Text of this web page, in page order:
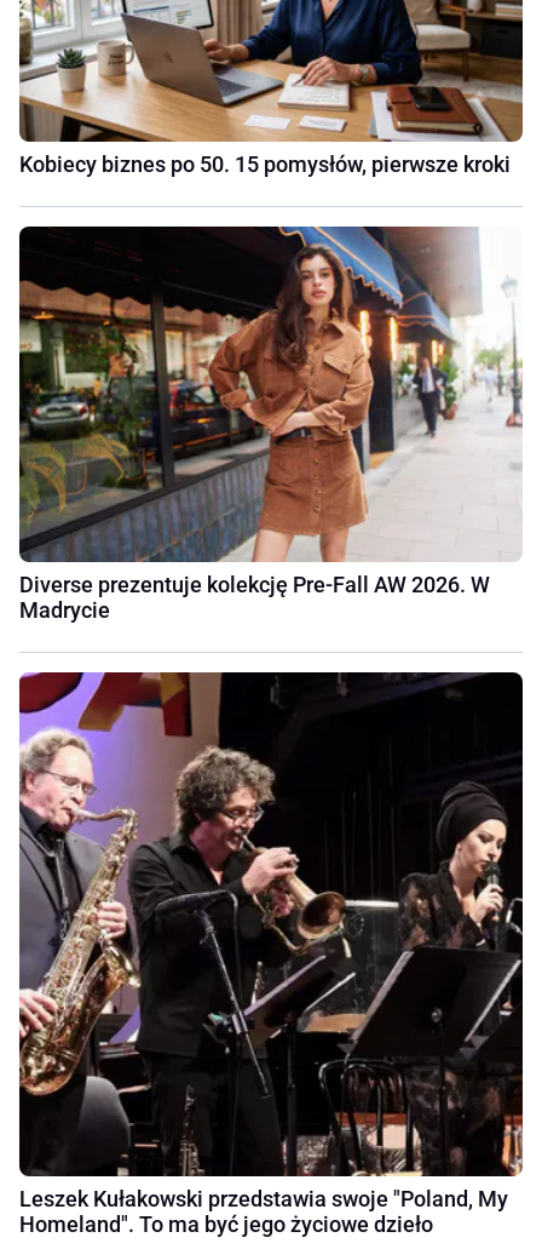
Kobiecy biznes po 50. 15 pomysłów, pierwsze kroki
Diverse prezentuje kolekcję Pre-Fall AW 2026. W
Madrycie
Leszek Kułakowski przedstawia swoje "Poland, My
Homeland". To ma być jego życiowe dzieło